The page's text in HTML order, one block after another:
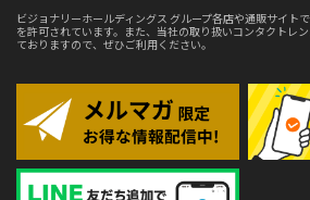
ビジョナリーホールディングス グループ各店や通販サイト
を許可されています。また、当社の取り扱いコンタクトレ
ておりますので、ぜひご利用ください。